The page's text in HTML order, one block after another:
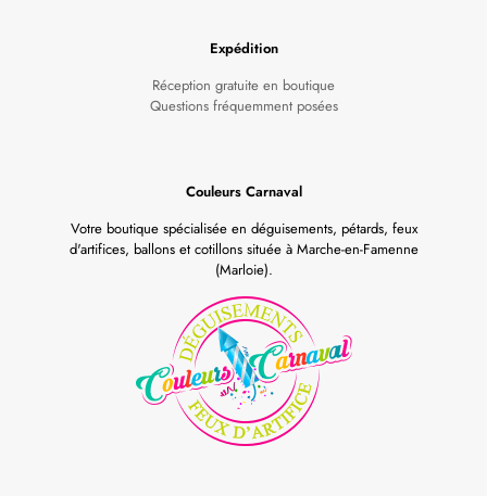
Expédition
Réception gratuite en boutique
Questions fréquemment posées
Couleurs Carnaval
Votre boutique spécialisée en déguisements, pétards, feux
d'artifices, ballons et cotillons située à Marche-en-Famenne
(Marloie).